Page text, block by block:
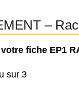
–
fiche EP1
sur 3